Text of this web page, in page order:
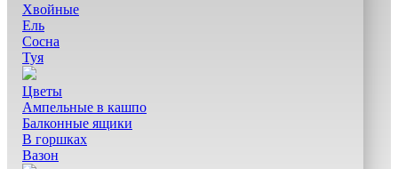
Хвойные
Ель
Сосна
Туя
Цветы
Ампельные в кашпо
Балконные ящики
В горшках
Вазон